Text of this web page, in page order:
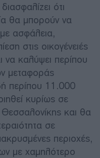
ότι
θα μπορούν να
ασφάλεια,
στις οικογένειές
να καλύψει περίπου
μεταφοράς
περίπου 11.000
κυρίως σε
Θεσσαλονίκης και θα
σε
περιοχές,
με χαμηλότερο